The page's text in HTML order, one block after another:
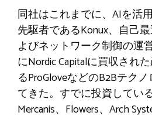
同社はこれまでに、AIを活
先駆者であるKonux、自己
よびネットワーク制御の運
にNordic Capitalに買収され
るProGloveなどのB2Bテク
てきた。すでに投資してい
Mercanis、Flowers、Arch